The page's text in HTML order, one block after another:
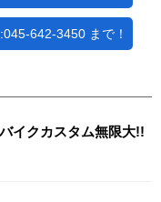
642-3450 まで！
イクカスタム無限大!!